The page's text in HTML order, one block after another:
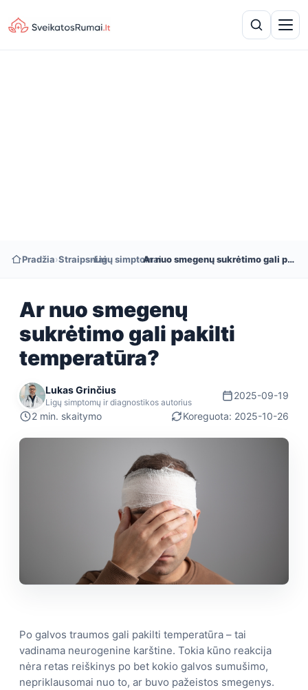
Pradžia›Straipsniai
›Ligų simptomai
› Ar nuo smegenų sukrėtimo gali pakilti temperatūra?
Ar nuo smegenų
sukrėtimo gali pakilti
temperatūra?
Lukas Grinčius
Ligų simptomų ir diagnostikos autorius
2025-09-19
2 min. skaitymo
Koreguota: 2025-10-26
Po galvos traumos gali pakilti temperatūra – tai
vadinama neurogenine karštine. Tokia kūno reakcija
nėra retas reiškinys po bet kokio galvos sumušimo,
nepriklausomai nuo to, ar buvo pažeistos smegenys.